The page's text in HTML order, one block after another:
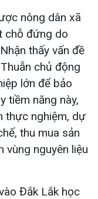
nông dân xã
chỗ đứng do
thấy vấn đề
chủ động
lớn để bảo
tiềm năng này,
thực nghiệm, dự
thu mua sản
vùng nguyên liệu
Đắk Lắk học